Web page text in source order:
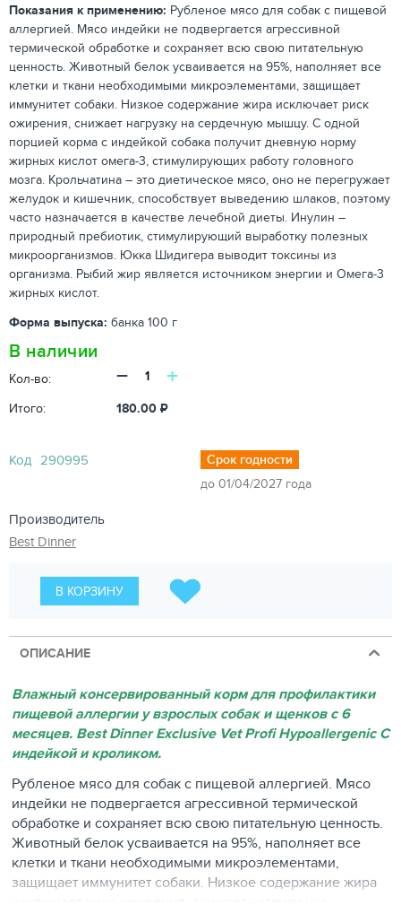
Показания к применению: Рубленое мясо для собак с пищевой
аллергией. Мясо индейки не подвергается агрессивной
термической обработке и сохраняет всю свою питательную
ценность. Животный белок усваивается на 95%, наполняет все
клетки и ткани необходимыми микроэлементами, защищает
иммунитет собаки. Низкое содержание жира исключает риск
ожирения, снижает нагрузку на сердечную мышцу. С одной
порцией корма с индейкой собака получит дневную норму
жирных кислот омега-3, стимулирующих работу головного
мозга. Крольчатина – это диетическое мясо, оно не перегружает
желудок и кишечник, способствует выведению шлаков, поэтому
часто назначается в качестве лечебной диеты. Инулин –
природный пребиотик, стимулирующий выработку полезных
микроорганизмов. Юкка Шидигера выводит токсины из
организма. Рыбий жир является источником энергии и Омега-3
жирных кислот.
Форма выпуска: банка 100 г
В наличии
Кол-во: − +
Итого: 180.00 ₽
Код 290995
Срок годности
до 01/04/2027 года
Производитель
Best Dinner
В КОРЗИНУ
ОПИСАНИЕ
Влажный консервированный корм для профилактики
пищевой аллергии у взрослых собак и щенков с 6
месяцев. Best Dinner Exclusive Vet Profi Hypoallergenic С
индейкой и кроликом.
Рубленое мясо для собак с пищевой аллергией. Мясо
индейки не подвергается агрессивной термической
обработке и сохраняет всю свою питательную ценность.
Животный белок усваивается на 95%, наполняет все
клетки и ткани необходимыми микроэлементами,
защищает иммунитет собаки. Низкое содержание жира